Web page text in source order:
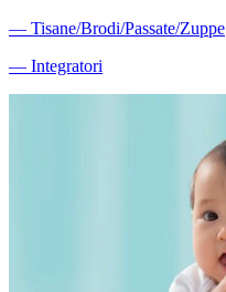
― Tisane/Brodi/Passate/Zuppe
― Integratori